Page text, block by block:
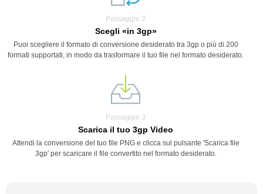
Passaggio 2
Scegli «in 3gp»
Puoi scegliere il formato di conversione desiderato tra 3gp o più di 200
formati supportati, in modo da trasformare il tuo file nel formato desiderato.
Passaggio 3
Scarica il tuo 3gp Video
Attendi la conversione del tuo file PNG e clicca sul pulsante 'Scarica file
3gp' per scaricare il file convertito nel formato desiderato.